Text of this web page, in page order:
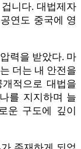
니다. 대법제자
연도 중국에 영
력을 받았다. 마
더는 내 안전을
적으로 대법을
를 지지하며 늘
운 구도에 깊이